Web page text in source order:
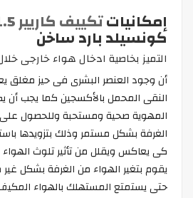
إمكانياتتكييف كاريير 1.5 حصان
كونسيلد بارد ساخن
التميز بخاصية ادخال هواء خارجى
أن وجود العنصر البشرى فى حيز مغلق
النقى المحمل بالأكسجين كما يجب أن
المهوية صحية ومستحبة وللحصول
الغرفة بشكل مستمر وذلك بتزويدها
كى يعاكس ويقلل من تأثير تلوث الهواء
يقوم بتغير الهواء من الغرفة بشكل
حتى يستمتع المستهلك بالهواء